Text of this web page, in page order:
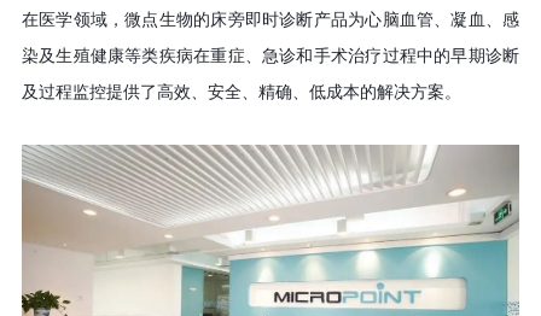
在医学领域，微点生物的床旁即时诊断产品为心脑血管、凝血、感
染及生殖健康等类疾病在重症、急诊和手术治疗过程中的早期诊断
及过程监控提供了高效、安全、精确、低成本的解决方案。